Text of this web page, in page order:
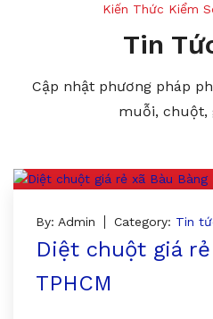
Kiến Thức Kiểm
Tin
Cập nhật phương pháp
muỗi, chuột,
By: Admin Category: Tin
Diệt chuột giá
TPHCM